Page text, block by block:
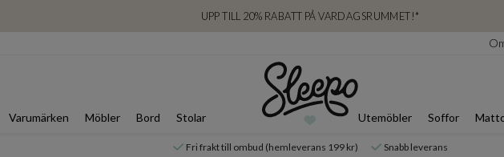
UPP TILL 20% RABATT PÅ VARDAGSRUMMET!*
Varumärken Möbler Bord Stolar Utemöbler Soffor
Fri frakt till ombud (hemleverans 199 kr) Snabb leverans